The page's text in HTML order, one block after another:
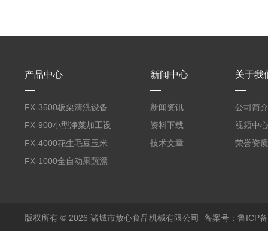
产品中心
FX-3500板栗清洗设备
全自动气泡清洗机
FX-900小型净菜加工设
备野菜清洗机
FX-4000花生毛豆玉米
蒸煮漂烫机
FX-1000全自动果蔬漂
新闻中心
新闻资讯
资料下载
技术文章
关于我
公司简介
视频中心
荣誉资质
版权所有 © 2026 诸城市放心食品机械有限公司 备案号：鲁ICP